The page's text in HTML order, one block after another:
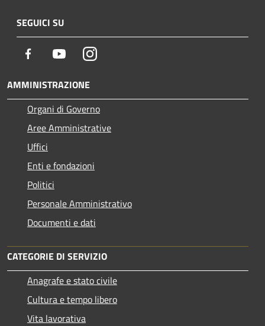
SEGUICI SU
Facebook YoutubeInstagram
AMMINISTRAZIONE
Organi di Governo
Aree Amministrative
Uffici
Enti e fondazioni
Politici
Personale Amministrativo
Documenti e dati
CATEGORIE DI SERVIZIO
Anagrafe e stato civile
Cultura e tempo libero
Vita lavorativa